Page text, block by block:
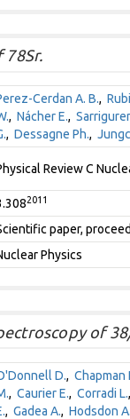
Cerdan A. B.,
, Nácher E.,
, Dessagne Ph.,
Review C
2011
paper,
Physics
of
D., Chapman
, Caurier E., Corradi L.,
, Gadea A., Hodsdon A.